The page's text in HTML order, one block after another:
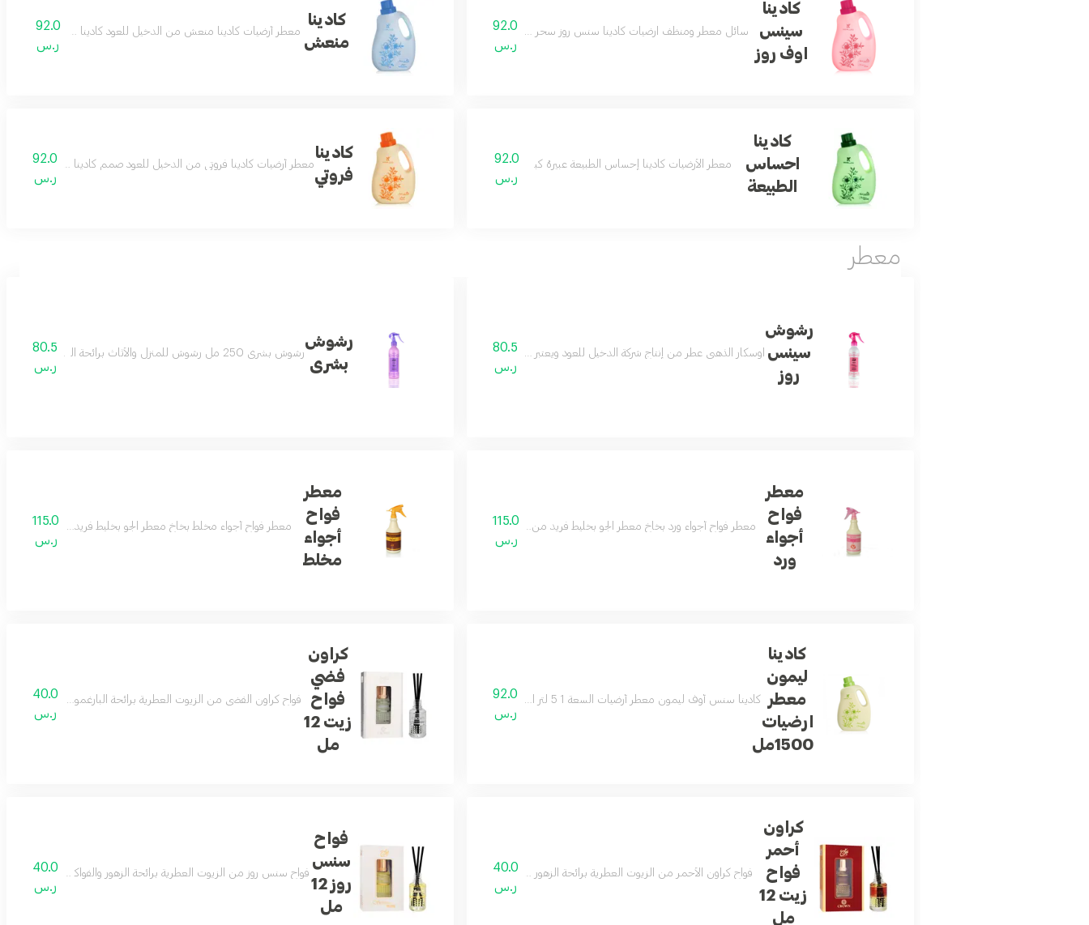
كادينا
سينس
اوف روز
سائل معطر ومنظف ارضيات كادينا سنس روز سحر التنظيف مع عطور الورد مع المسك في 1 5 لتر من أجمل عطور المنزل
92.0
ر.س
كادينا
منعش
معطر أرضيات كادينا منعش من الدخيل للعود كادينا منعش سائل
92.0
ر.س
كادينا
احساس
الطبيعة
معطر الأرضيات كادينا إحساس الطبيعة عبيرهُ كباحةِ من أشجار الفاكهة والزهور يزهو طويلاً
92.0
ر.س
كادينا
فروتي
معطر أرضيات كادينا فروتي من الدخيل للعود صمم كادينا فروتي كسائل
92.0
ر.س
معطر
رشوش
سينس
روز
اوسكار الذهبي عطر من إنتاج شركة الدخيل للعود ويعتبر واحد من أهم عطور الأزهار المائية المنعشة لفصلي الربيع والصيف يأتيكم على شكل بخاخ بحجم 100 مل
80.5
ر.س
رشوش
بشرى
رشوش بشرى 250 مل رشوش للمنزل والأثاث برائحة البرتقال واليوسفي يبقيك في اجواء التناغم بين الفاكهه والازهار حيث يعتمد برائحته على
80.5
ر.س
معطر
فواح
أجواء
ورد
معطر فواح أجواء ورد بخاخ معطر الجو بخليط فريد من الروائح الوردية التي تمنح منزلك رائحة تدوم طويلا وتنقلك بعبيرها الى أجمل الأماكن
115.0
ر.س
معطر
فواح
أجواء
مخلط
معطر فواح أجواء مخلط بخاخ معطر الجو بخليط فريد من الروائح
115.0
ر.س
كادينا
ليمون
معطر
ارضيات
1500مل
كادينا سنس أوف ليمون معطر أرضيات السعة 1 5 لتر الوصف العام كادينا سنس أوف ليمون هو معطر أرضيات فاخر يمنح منزلك رائحة منعشة تدوم طويلاً بفضل تركيبة الهرم العطري المتكاملة، يقدم هذا المنتج تجربة حسية فريدة تبدأ بالانتعاش وتنتهي بالدفء والأناقة
92.0
ر.س
كراون
فضي
فواح
زيت 12
مل
فواح كراون الفضي من الزيوت العطرية برائحة البارغموت مع40.0
ر.س
كراون
أحمر
فواح
زيت 12
مل
فواح كراون الأحمر من الزيوت العطرية برائحة الزهور البيضاء والمسك الأبيض لأجواء منزل مبهرة مقدمة العطر الباتشولي قلب العطر الزهور البيضاء قاعدة العطر المسك الأبيض
40.0
ر.س
فواح
سنس
روز 12
مل
فواح سنس روز من الزيوت العطرية برائحة الزهور والفواكه مع المسك
40.0
ر.س